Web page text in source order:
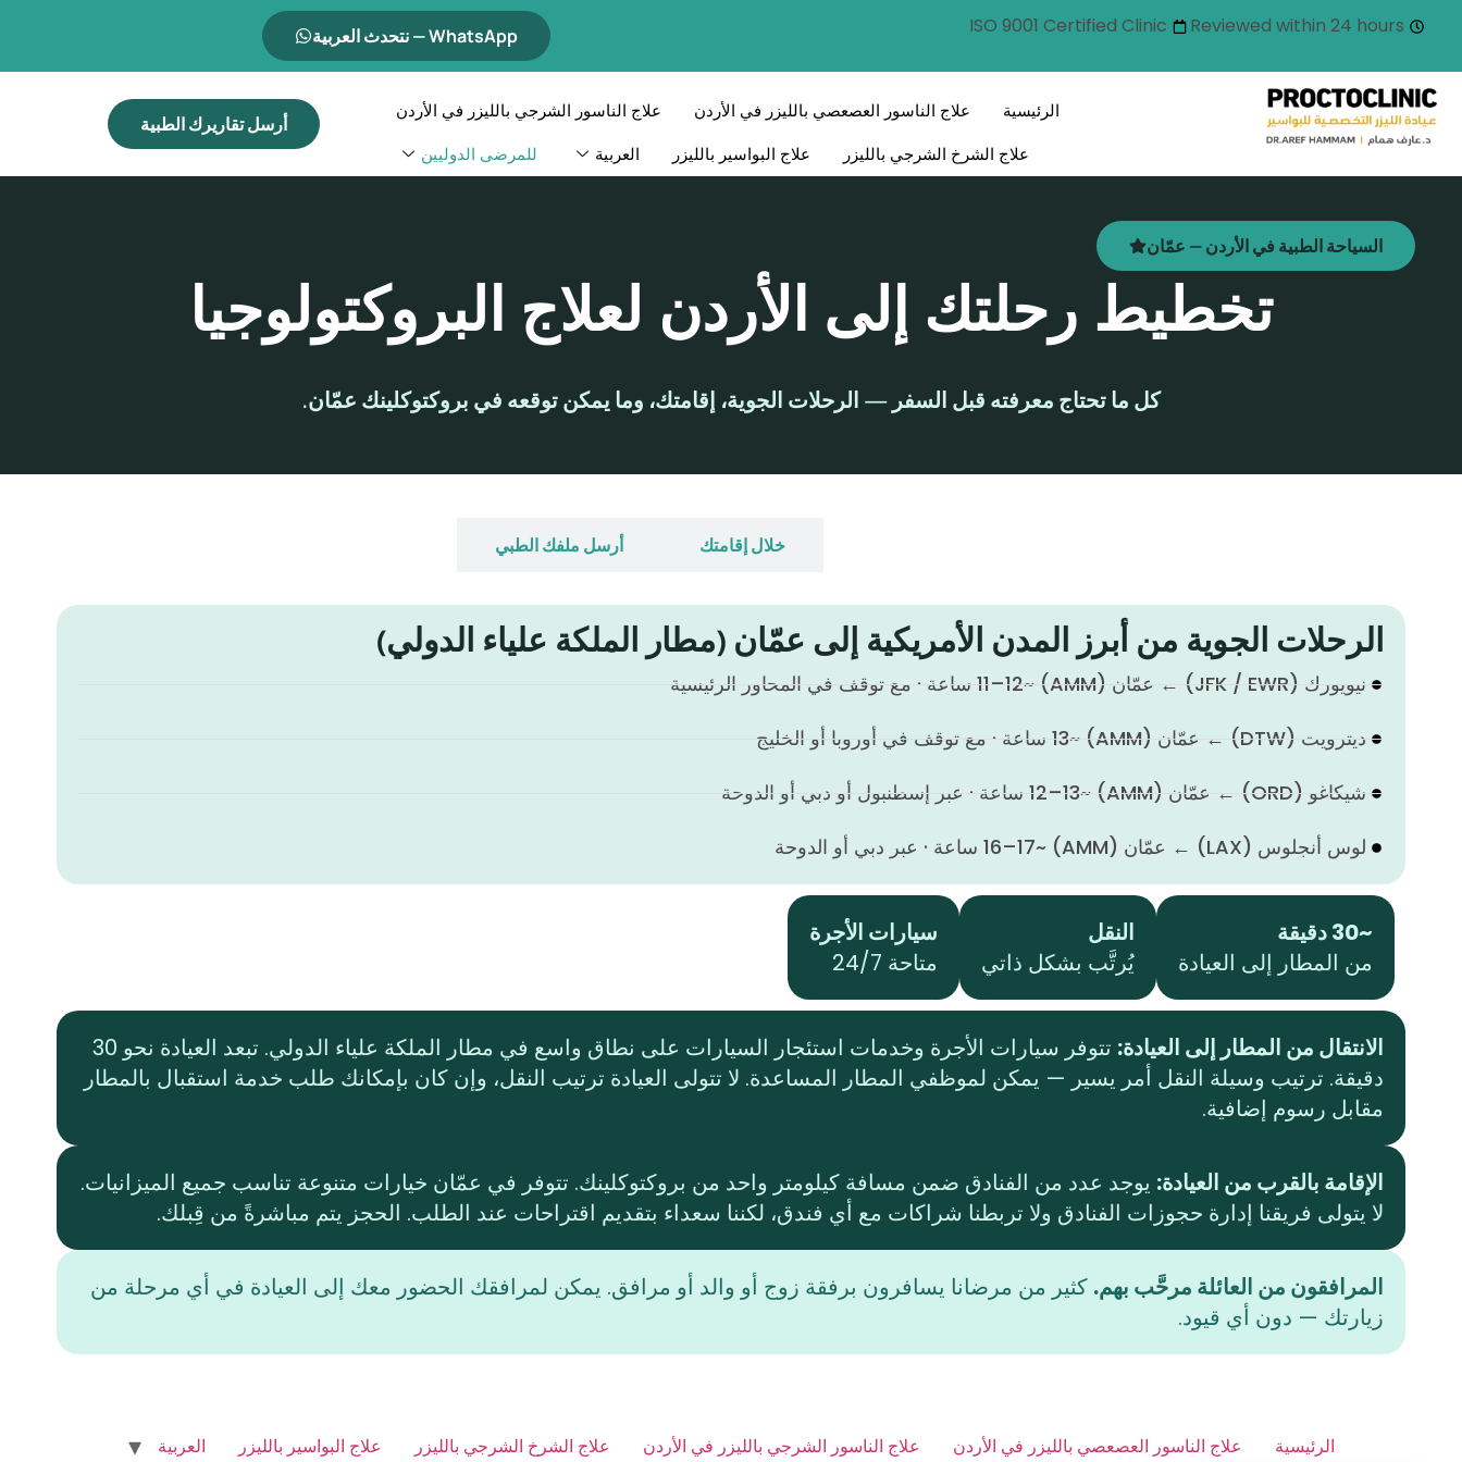
Reviewed within 24 hours
ISO 9001 Certified Clinic WhatsApp — نتحدث العربية
الرئيسية علاج الناسور العصعصي بالليزر في الأردن
علاج الناسور الشرجي بالليزر في الأردن
علاج الشرخ الشرجي بالليزر
علاج البواسير بالليزر العربية للمرضى الدوليين
أرسل تقاريرك الطبية
السياحة الطبية في الأردن — عمّان
تخطيط رحلتك إلى الأردن لعلاج البروكتولوجيا
كل ما تحتاج معرفته قبل السفر — الرحلات الجوية، إقامتك، وما يمكن توقعه في بروكتوكلينك عمّان.
خلال إقامتك أرسل ملفك الطبي
الرحلات الجوية من أبرز المدن الأمريكية إلى عمّان (مطار الملكة علياء الدولي)
نيويورك (JFK / EWR) ← عمّان (AMM) ~11–12 ساعة · مع توقف في المحاور الرئيسية
ديترويت (DTW) ← عمّان (AMM) ~13 ساعة · مع توقف في أوروبا أو الخليج
شيكاغو (ORD) ← عمّان (AMM) ~12–13 ساعة · عبر إسطنبول أو دبي أو الدوحة
لوس أنجلوس (LAX) ← عمّان (AMM) ~16–17 ساعة · عبر دبي أو الدوحة
~30 دقيقة
من المطار إلى العيادة
النقل
يُرتَّب بشكل ذاتي
سيارات الأجرة
متاحة 24/7
الانتقال من المطار إلى العيادة:
تتوفر سيارات الأجرة وخدمات استئجار السيارات على نطاق واسع في مطار الملكة علياء الدولي. تبعد العيادة نحو 30
دقيقة. ترتيب وسيلة النقل أمر يسير — يمكن لموظفي المطار المساعدة. لا تتولى العيادة ترتيب النقل، وإن كان بإمكانك طلب خدمة استقبال بالمطار
مقابل رسوم إضافية.
الإقامة بالقرب من العيادة: يوجد عدد من الفنادق ضمن مسافة كيلومتر واحد من بروكتوكلينك. تتوفر في عمّان خيارات متنوعة تناسب جميع الميزانيات.
لا يتولى فريقنا إدارة حجوزات الفنادق ولا تربطنا شراكات مع أي فندق، لكننا سعداء بتقديم اقتراحات عند الطلب. الحجز يتم مباشرةً من قِبلك.
المرافقون من العائلة مرحَّب بهم. كثير من مرضانا يسافرون برفقة زوج أو والد أو مرافق. يمكن لمرافقك الحضور معك إلى العيادة في أي مرحلة من
زيارتك — دون أي قيود.
الرئيسية علاج الناسور العصعصي بالليزر في الأردن علاج الناسور الشرجي بالليزر في الأردن علاج الشرخ الشرجي بالليزر علاج البواسير بالليزر العربية